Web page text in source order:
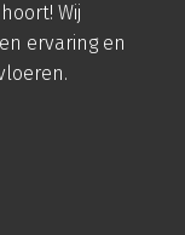
Wij
ervaring en